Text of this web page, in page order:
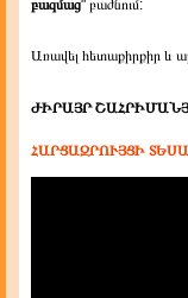
բազմաց" բաժնում:
Առավել հետաքիրքիր և
ԺԻՐԱՅՐ
ՀԱՐՑԱԶՐՈՒՅՑԻ